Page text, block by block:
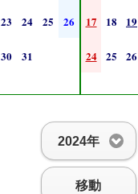
23 24 25 26
30 31
17 18 19
24 25 26
2024年
移動